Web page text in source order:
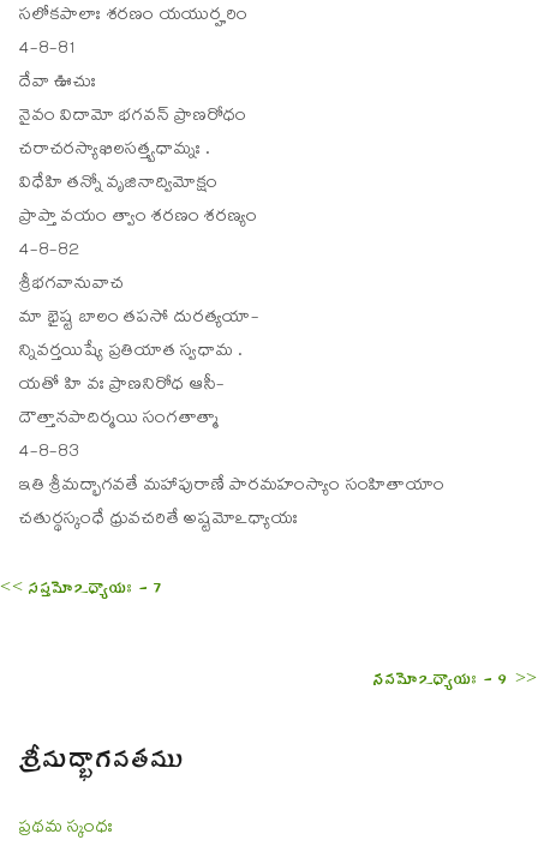
సలోకపాలాః శరణం యయుర్హరిం
4-8-81
దేవా ఊచుః
నైవం విదామో భగవన్ ప్రాణరోధం
చరాచరస్యాఖిలసత్త్వధామ్నః .
విధేహి తన్నో వృజినాద్విమోక్షం
ప్రాప్తా వయం త్వాం శరణం శరణ్యం
4-8-82
శ్రీభగవానువాచ
మా భైష్ట బాలం తపసో దురత్యయా-
న్నివర్తయిష్యే ప్రతియాత స్వధామ .
యతో హి వః ప్రాణనిరోధ ఆసీ-
దౌత్తానపాదిర్మయి సంగతాత్మా
4-8-83
ఇతి శ్రీమద్భాగవతే మహాపురాణే పారమహంస్యాం సంహితాయాం
చతుర్థస్కంధే ధ్రువచరితే అష్టమోఽధ్యాయః
<< సప్తమోఽధ్యాయః - 7
నవమోఽధ్యాయః - 9 >>
శ్రీమద్భాగవతము
ప్రథమ స్కంధః